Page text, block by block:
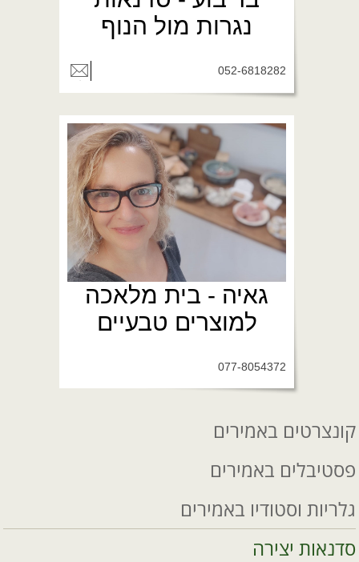
נגרות מול הנוף
052-6818282
גאיה - בית מלאכה
למוצרים טבעיים
077-8054372
קונצרטים באמירים
פסטיבלים באמירים
גלריות וסטודיו באמירים
סדנאות יצירה